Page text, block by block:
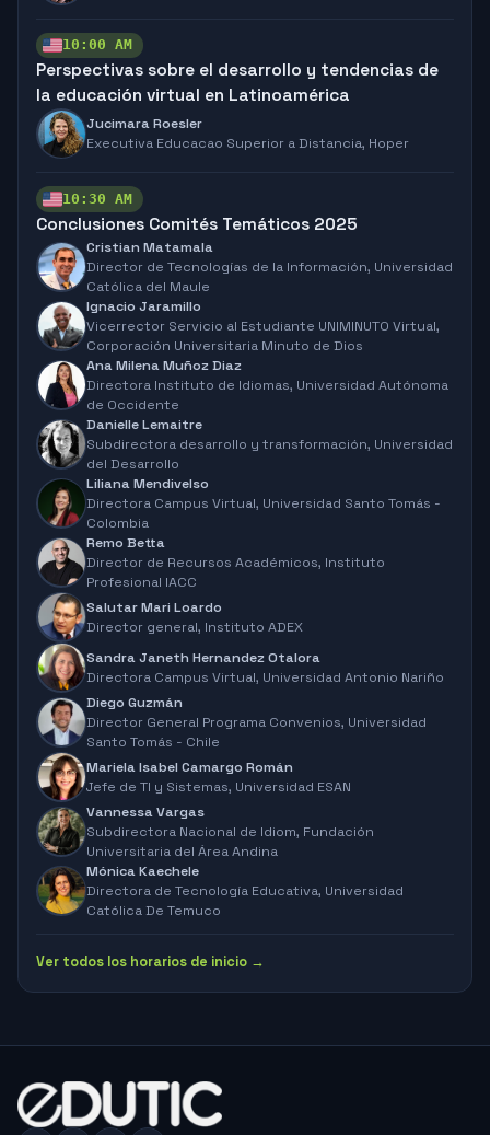
10:00 AM
Perspectivas sobre el desarrollo y tendencias de
la educación virtual en Latinoamérica
Jucimara Roesler
Executiva Educacao Superior a Distancia, Hoper
10:30 AM
Conclusiones Comités Temáticos 2025
Cristian Matamala
Director de Tecnologías de la Información, Universidad
Católica del Maule
Ignacio Jaramillo
Vicerrector Servicio al Estudiante UNIMINUTO Virtual,
Corporación Universitaria Minuto de Dios
Ana Milena Muñoz Diaz
Directora Instituto de Idiomas, Universidad Autónoma
de Occidente
Danielle Lemaitre
Subdirectora desarrollo y transformación, Universidad
del Desarrollo
Liliana Mendivelso
Directora Campus Virtual, Universidad Santo Tomás -
Colombia
Remo Betta
Director de Recursos Académicos, Instituto
Profesional IACC
Salutar Mari Loardo
Director general, Instituto ADEX
Sandra Janeth Hernandez Otalora
Directora Campus Virtual, Universidad Antonio Nariño
Diego Guzmán
Director General Programa Convenios, Universidad
Santo Tomás - Chile
Mariela Isabel Camargo Román
Jefe de TI y Sistemas, Universidad ESAN
Vannessa Vargas
Subdirectora Nacional de Idiom, Fundación
Universitaria del Área Andina
Mónica Kaechele
Directora de Tecnología Educativa, Universidad
Católica De Temuco
Ver todos los horarios de inicio →